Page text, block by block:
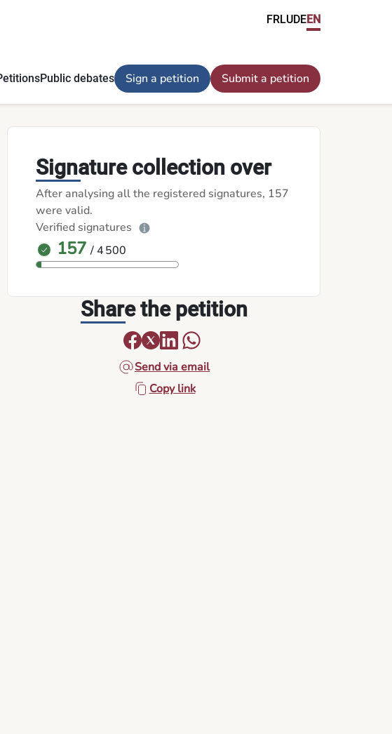
FRLUDEEN
Public debates Sign a petition Submit a petition
Signature collection over
After analysing all the registered signatures, 157
were valid.
Verified signatures
157 / 4 500
Share the petition
Send via email
Copy link